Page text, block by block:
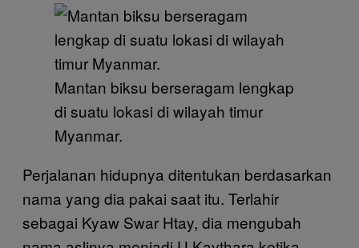
Mantan biksu berseragam lengkap
di suatu lokasi di wilayah timur
Myanmar.
Perjalanan hidupnya ditentukan berdasarkan
nama yang dia pakai saat itu. Terlahir
sebagai Kyaw Swar Htay, dia mengubah